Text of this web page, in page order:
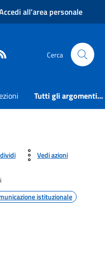
all'area personale
Cerca
Tutti gli argomenti...
Vedi azioni
istituzionale